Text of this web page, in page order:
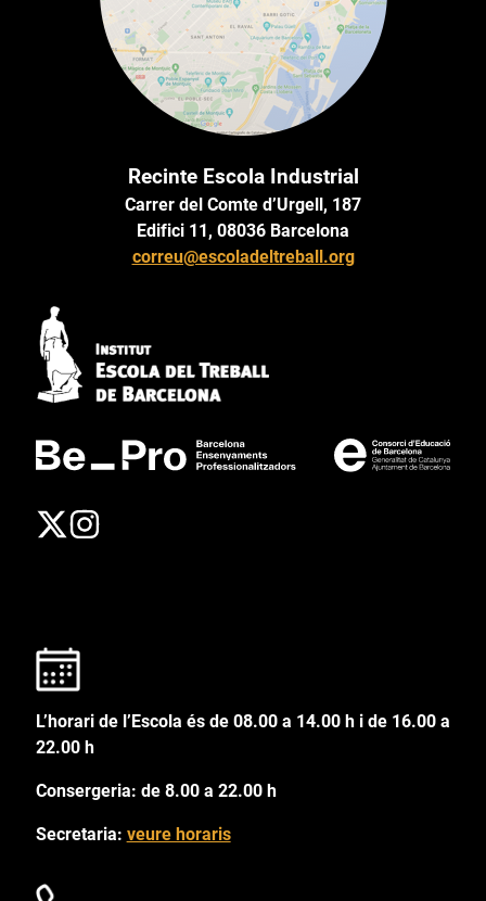
Recinte Escola Industrial
Carrer del Comte d’Urgell, 187
Edifici 11, 08036 Barcelona
correu@escoladeltreball.org
L’horari de l’Escola és de 08.00 a 14.00 h i de 16.00 a
22.00 h
Consergeria: de 8.00 a 22.00 h
Secretaria: veure horaris